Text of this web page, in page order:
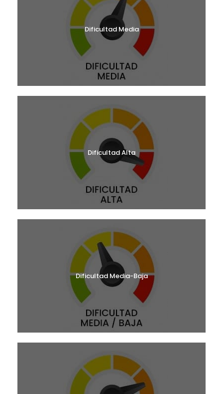
Dificultad Media
Dificultad Alta
Dificultad Media-Baja